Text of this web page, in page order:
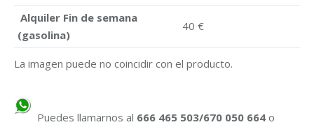
Alquiler Fin de semana
(gasolina)
40 €
La imagen puede no coincidir con el producto.
Puedes llamarnos al 666 465 503/670 050 664 o